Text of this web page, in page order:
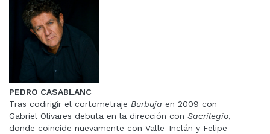
PEDRO CASABLANC
Tras codirigir el cortometraje Burbuja en 2009 con
Gabriel Olivares debuta en la dirección con Sacrilegio,
donde coincide nuevamente con Valle-Inclán y Felipe